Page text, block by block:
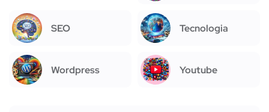
SEO Tecnologia
Wordpress Youtube